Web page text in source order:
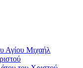
Αγίου Μιχαήλ